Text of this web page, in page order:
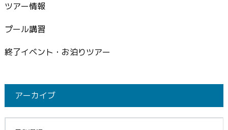
ツアー情報
プール講習
終了イベント・お泊りツアー
アーカイブ